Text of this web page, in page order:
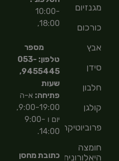
מגנזיום
כורכום
אבץ
סידן
חלבון
קולגן
פרוביוטיקה
חומצה
היאלורונית
10:00-
18:00,
מספר
טלפון: 053-
9455445,
שעות
פתיחה: א-ה
9:00-19:00,
יום ו 9:00-
14:00.
כתובת מחסן